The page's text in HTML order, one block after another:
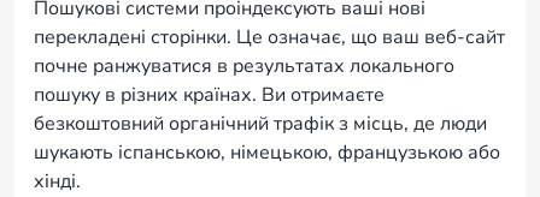
Пошукові системи проіндексують ваші нові
перекладені сторінки. Це означає, що ваш веб-сайт
почне ранжуватися в результатах локального
пошуку в різних країнах. Ви отримаєте
безкоштовний органічний трафік з місць, де люди
шукають іспанською, німецькою, французькою або
хінді.